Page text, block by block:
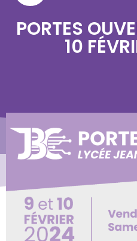
PORTES
10